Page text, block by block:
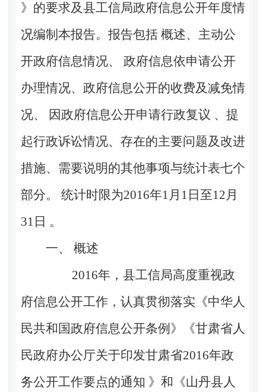
》的要求及县工信局政府信息公开年度情
况编制本报告。报告包括 概述、主动公
开政府信息情况、 政府信息依申请公开
办理情况、政府信息公开的收费及减免情
况、 因政府信息公开申请行政复议 、提
起行政诉讼情况、存在的主要问题及改进
措施、需要说明的其他事项与统计表七个
部分。 统计时限为2016年1 月 1 日至12 月
31 日 。
一、 概述
2016年，县工信局高度重视政
府信息公开工作，认真贯彻落实《中华人
民共和国政府信息公开条例》《甘肃省人
民政府办公厅关于印发甘肃省2016年政
务公开工作要点的通知 》和《山丹县人